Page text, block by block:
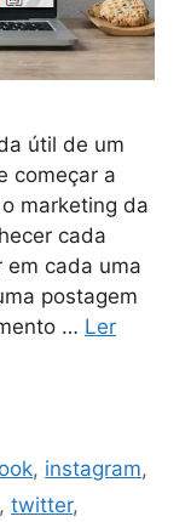
útil de um
começar a
marketing da
cada
em cada uma
postagem
… Ler
, instagram,
, twitter,